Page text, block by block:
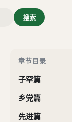
搜索
章节目录
雍也篇
泰伯篇
子罕篇
乡党篇
先进篇